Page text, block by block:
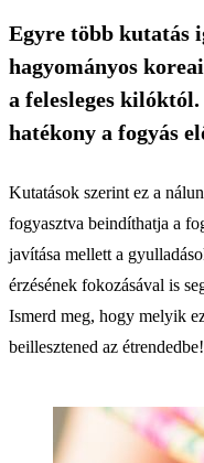
Egyre több kutatás
hagyományos
a felesleges kilóktól.
hatékony a fogyás
Kutatások szerint ez a
fogyasztva beindíthatja a
javítása mellett a
érzésének fokozásával is
Ismerd meg, hogy melyik
beillesztened az étrendedbe!